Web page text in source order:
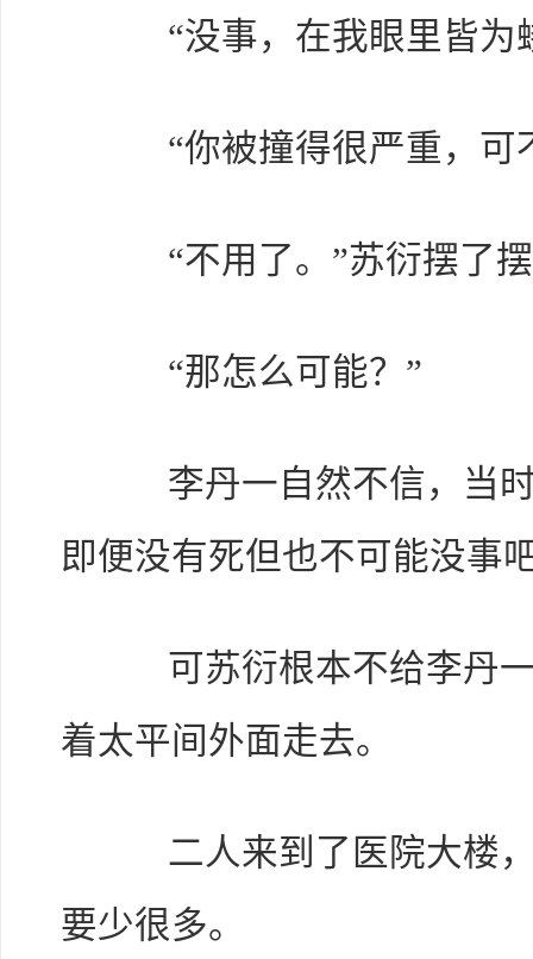
“没事，在我眼里皆为
“你被撞得很严重，可
“不用了。”苏衍摆了摆
“那怎么可能？”
李丹一自然不信，当时
即便没有死但也不可能没事
可苏衍根本不给李丹一
着太平间外面走去。
二人来到了医院大楼，
要少很多。